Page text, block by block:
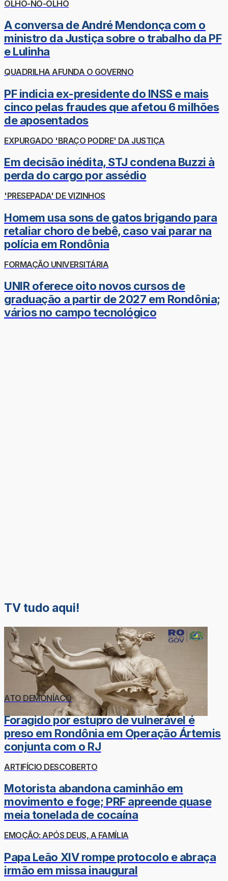
OLHO-NO-OLHO
A conversa de André Mendonça com o
ministro da Justiça sobre o trabalho da PF
e Lulinha
QUADRILHA AFUNDA O GOVERNO
PF indicia ex-presidente do INSS e mais
cinco pelas fraudes que afetou 6 milhões
de aposentados
EXPURGADO 'BRAÇO PODRE' DA JUSTIÇA
Em decisão inédita, STJ condena Buzzi à
perda do cargo por assédio
'PRESEPADA' DE VIZINHOS
Homem usa sons de gatos brigando para
retaliar choro de bebê, caso vai parar na
polícia em Rondônia
FORMAÇÃO UNIVERSITÁRIA
UNIR oferece oito novos cursos de
graduação a partir de 2027 em Rondônia;
vários no campo tecnológico
TV tudo aqui!
ATO DEMONÍACO
Foragido por estupro de vulnerável é
preso em Rondônia em Operação Ártemis
conjunta com o RJ
ARTIFÍCIO DESCOBERTO
Motorista abandona caminhão em
movimento e foge; PRF apreende quase
meia tonelada de cocaína
EMOÇÃO: APÓS DEUS, A FAMÍLIA
Papa Leão XIV rompe protocolo e abraça
irmão em missa inaugural